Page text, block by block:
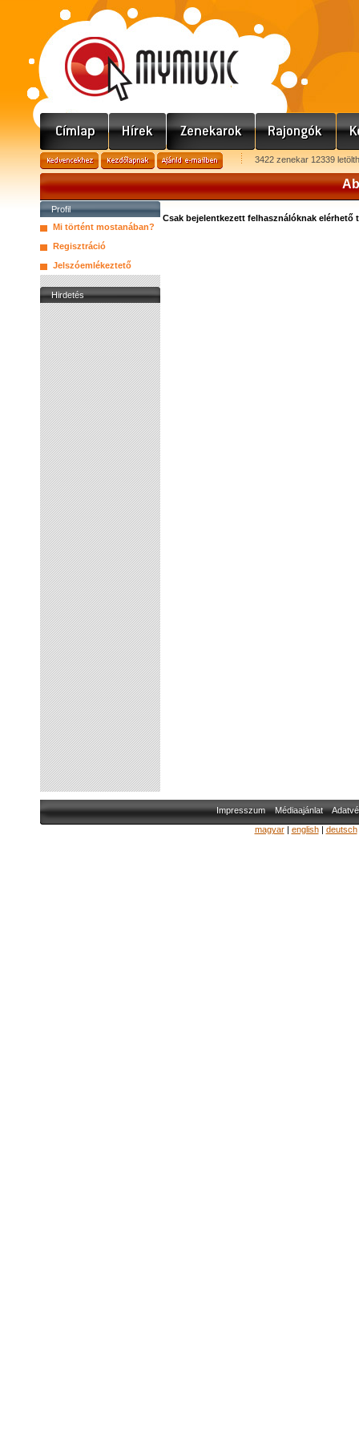
3422 zenekar 12339
Profil
Mi történt mostanában?
Regisztráció
Jelszóemlékeztető
Hirdetés
Csak bejelentkezett felhasználóknak elérhető
Impresszum Médiaajánlat
magyar| english| deutsch